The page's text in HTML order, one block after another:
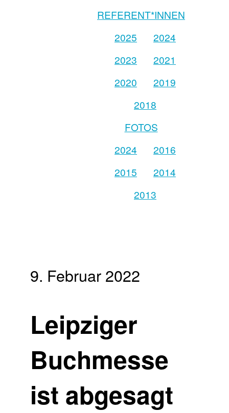
REFERENT*INNEN
2025
2024
2023
2021
2020
2019
2018
FOTOS
2024
2016
2015
2014
2013
9. Februar 2022
Leipziger
Buchmesse
ist abgesagt